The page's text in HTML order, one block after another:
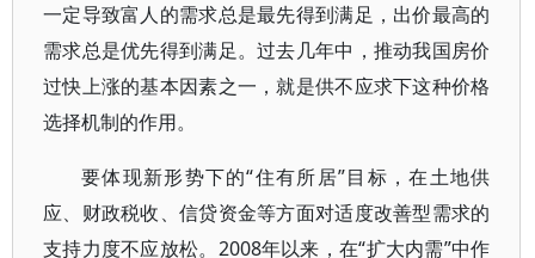
一定导致富人的需求总是最先得到满足，出价最高的
需求总是优先得到满足。过去几年中，推动我国房价
过快上涨的基本因素之一，就是供不应求下这种价格
选择机制的作用。
要体现新形势下的“住有所居”目标，在土地供
应、财政税收、信贷资金等方面对适度改善型需求的
支持力度不应放松。2008年以来，在“扩大内需”中作